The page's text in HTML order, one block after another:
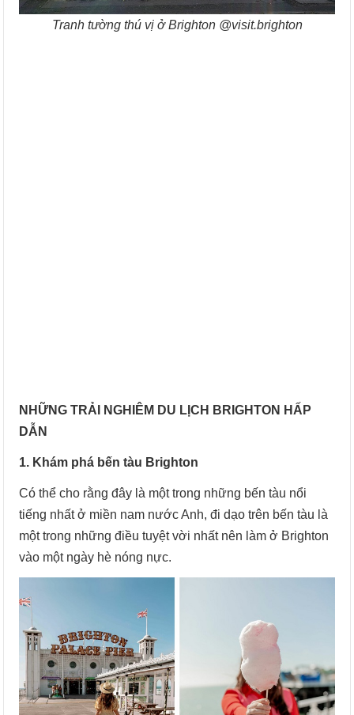
Tranh tường thú vị ở Brighton @visit.brighton
NHỮNG TRẢI NGHIÊM DU LỊCH BRIGHTON HẤP
DẪN
1. Khám phá bến tàu Brighton
Có thể cho rằng đây là một trong những bến tàu nổi
tiếng nhất ở miền nam nước Anh, đi dạo trên bến tàu là
một trong những điều tuyệt vời nhất nên làm ở Brighton
vào một ngày hè nóng nực.